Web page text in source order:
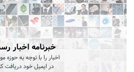
خبرنامه اخبار
اخبار را با توجه به حوزه
در ایمیل خود دریافت